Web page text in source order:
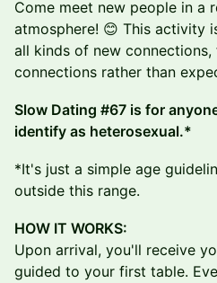
Come meet new people in a
atmosphere! 😊 This activity
all kinds of new connections,
connections rather than
Slow Dating #67 is for
identify as heterosexual.*
*It's just a simple age
outside this range.
HOW IT WORKS:
Upon arrival, you'll receive
guided to your first table.